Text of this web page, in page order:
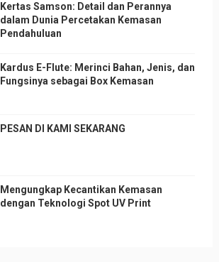
Kertas Samson: Detail dan Perannya
dalam Dunia Percetakan Kemasan
Pendahuluan
Kardus E-Flute: Merinci Bahan, Jenis, dan
Fungsinya sebagai Box Kemasan
PESAN DI KAMI SEKARANG
Mengungkap Kecantikan Kemasan
dengan Teknologi Spot UV Print